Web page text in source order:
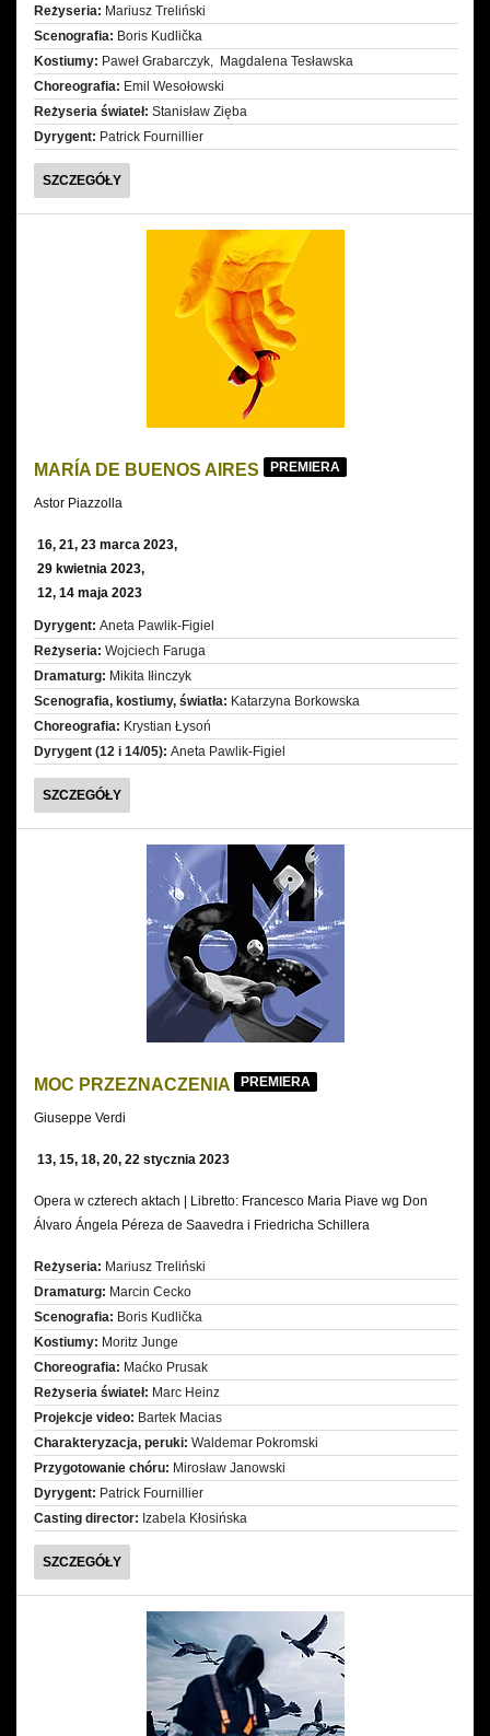
Reżyseria: Mariusz Treliński
Scenografia: Boris Kudlička
Kostiumy: Paweł Grabarczyk, Magdalena Tesławska
Choreografia: Emil Wesołowski
Reżyseria świateł: Stanisław Zięba
Dyrygent: Patrick Fournillier
SZCZEGÓŁYMADAME
|
MARÍA DE BUENOS AIRES PREMIERA
Astor Piazzolla
16, 21, 23 marca 2023,
29 kwietnia 2023,
12, 14 maja 2023
Dyrygent: Aneta Pawlik-Figiel
Reżyseria: Wojciech Faruga
Dramaturg: Mikita Iłinczyk
Scenografia, kostiumy, światła: Katarzyna Borkowska
Choreografia: Krystian Łysoń
Dyrygent (12 i 14/05): Aneta Pawlik-Figiel
SZCZEGÓŁYMARÍA
DE
BUENOS
AIRES
MOC PRZEZNACZENIA PREMIERA
Giuseppe Verdi
13, 15, 18, 20, 22 stycznia 2023
Opera w czterech aktach | Libretto: Francesco Maria Piave wg Don
Álvaro Ángela Péreza de Saavedra i Friedricha Schillera
Reżyseria: Mariusz Treliński
Dramaturg: Marcin Cecko
Scenografia: Boris Kudlička
Kostiumy: Moritz Junge
Choreografia: Maćko Prusak
Reżyseria świateł: Marc Heinz
Projekcje video: Bartek Macias
Charakteryzacja, peruki: Waldemar Pokromski
Przygotowanie chóru: Mirosław Janowski
Dyrygent: Patrick Fournillier
Casting director: Izabela Kłosińska
SZCZEGÓŁYMOC
PRZEZNACZENIA